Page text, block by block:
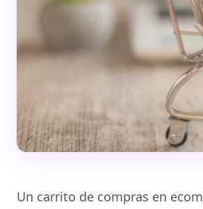
Un carrito de compras en